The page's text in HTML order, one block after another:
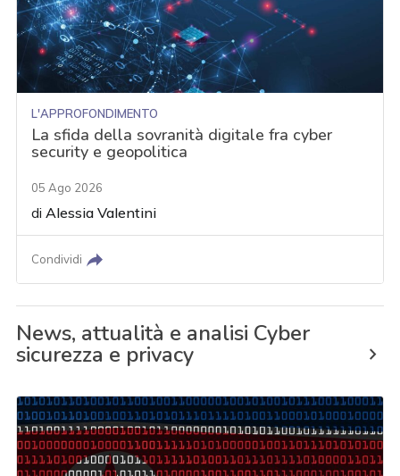
L'APPROFONDIMENTO
La sfida della sovranità digitale fra cyber
security e geopolitica
05 Ago 2026
diAlessia Valentini
Condividi
News, attualità e analisi Cyber
sicurezza e privacy